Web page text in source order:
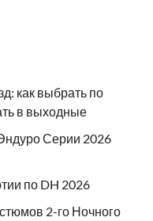
как выбрать по
в выходные
Серии 2026
по DH 2026
2-го Ночного